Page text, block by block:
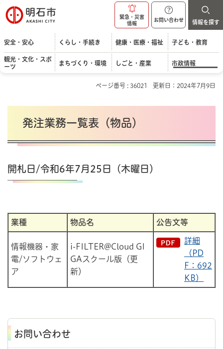
明石市
緊急・災害
情報
お問い合わせ 情報を探す
安全・安心 くらし・手続き 健康・医療・福祉 子ども・教育
観光・文化・スポ
ーツ
まちづくり・環境 しごと・産業 市政情報
ページ番号 : 36021 更新日：2024年7月9日
発注業務一覧表（物品）
開札日/令和6年7月25日（木曜日）
業種 物品名 公告文等
情報機器・家
電/ソフトウェ
ア
i-FILTER@Cloud GI
GAスクール版（更
新）
詳細
（PD
F：692
KB）
お問い合わせ